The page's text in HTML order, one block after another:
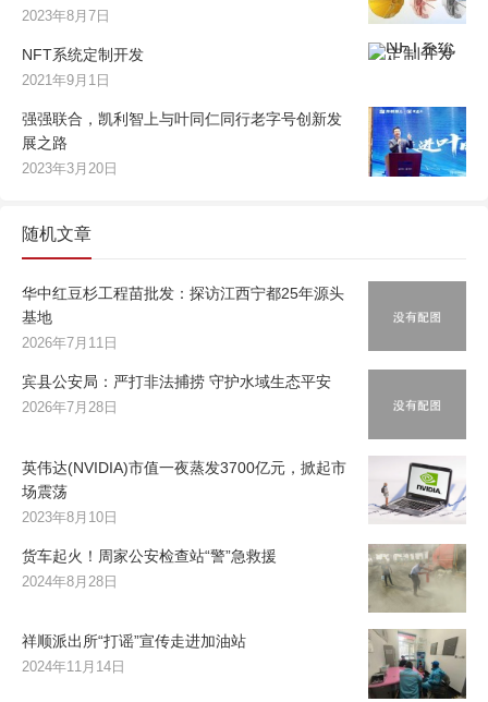
2023年8月7日
NFT系统定制开发
2021年9月1日
强强联合，凯利智上与叶同仁同行老字号创新发
展之路
2023年3月20日
随机文章
华中红豆杉工程苗批发：探访江西宁都25年源头
基地
2026年7月11日
宾县公安局：严打非法捕捞 守护水域生态平安
2026年7月28日
英伟达(NVIDIA)市值一夜蒸发3700亿元，掀起市
场震荡
2023年8月10日
货车起火！周家公安检查站“警”急救援
2024年8月28日
祥顺派出所“打谣”宣传走进加油站
2024年11月14日